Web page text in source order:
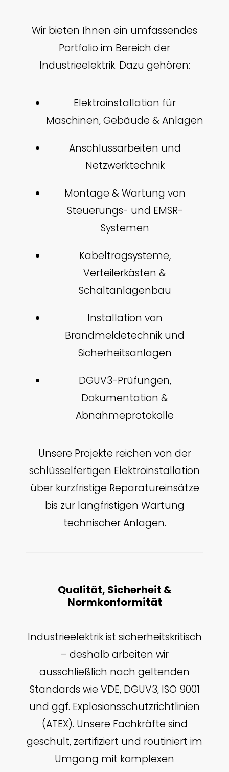
Wir bieten Ihnen ein umfassendes
Portfolio im Bereich der
Industrieelektrik. Dazu gehören:
Elektroinstallation für
Maschinen, Gebäude & Anlagen
Anschlussarbeiten und
Netzwerktechnik
Montage & Wartung von
Steuerungs- und EMSR-
Systemen
Kabeltragsysteme,
Verteilerkästen &
Schaltanlagenbau
Installation von
Brandmeldetechnik und
Sicherheitsanlagen
DGUV3-Prüfungen,
Dokumentation &
Abnahmeprotokolle
Unsere Projekte reichen von der
schlüsselfertigen Elektroinstallation
über kurzfristige Reparatureinsätze
bis zur langfristigen Wartung
technischer Anlagen.
Qualität, Sicherheit &
Normkonformität
Industrieelektrik ist sicherheitskritisch
– deshalb arbeiten wir
ausschließlich nach geltenden
Standards wie VDE, DGUV3, ISO 9001
und ggf. Explosionsschutzrichtlinien
(ATEX). Unsere Fachkräfte sind
geschult, zertifiziert und routiniert im
Umgang mit komplexen